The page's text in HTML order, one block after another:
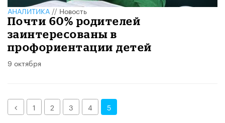
АНАЛИТИКА//Новость
Почти 60% родителей
заинтересованы в
профориентации детей
9 октября
Назад1 2 3 4 5